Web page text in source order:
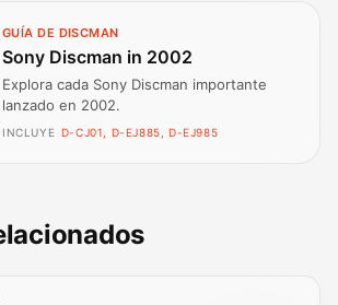
GUÍA DE DISCMAN
Sony Discman in 2002
Explora cada Sony Discman importante
lanzado en 2002.
INCLUYE D-CJ01, D-EJ885, D-EJ985